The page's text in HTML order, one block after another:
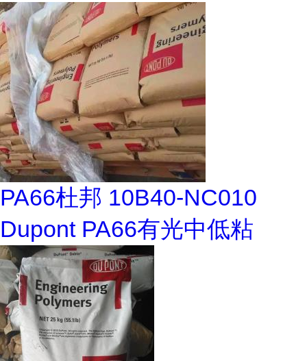
PA66杜邦 10B40-NC010
Dupont PA66有光中低粘